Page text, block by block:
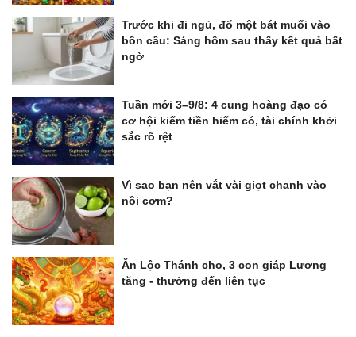
Trước khi đi ngủ, đổ một bát muối vào
bồn cầu: Sáng hôm sau thấy kết quả bất
ngờ
Tuần mới 3–9/8: 4 cung hoàng đạo có
cơ hội kiếm tiền hiếm có, tài chính khởi
sắc rõ rệt
Vì sao bạn nên vắt vài giọt chanh vào
nồi cơm?
Ăn Lộc Thánh cho, 3 con giáp Lương
tăng - thưởng đến liên tục